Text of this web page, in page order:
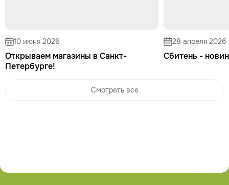
10 июня 2026
Открываем магазины в Санкт-
Петербурге!
28 апреля 2026
Сбитень -
Смотреть все